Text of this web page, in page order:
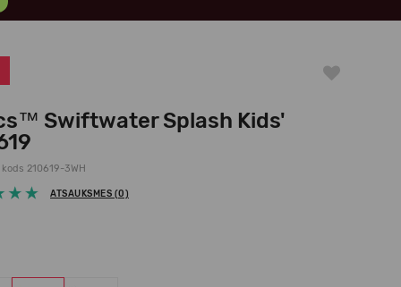
Swiftwater Splash Kids'
210619-3WH
ATSAUKSMES (0)